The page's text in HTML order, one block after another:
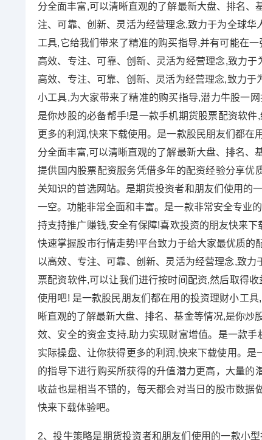
分全面丰富,可以清晰直观的了解最新大盘、排名
注、可靠、创新、灵活为经营理念,致力于为全球
工具,它给我们带来了精准的购买指导,并有可能在
高效、专注、可靠、创新、灵活为经营理念,致力
高效、专注、可靠、创新、灵活为经营理念,致力
小工具,为大家带来了精准的购买指导,潜力牛股一
是你炒股的必备帮手!是一款手机期货股票配资软
更多的利润,快来下载使用。是一款股民朋友们都
分全面丰富,可以清晰直观的了解最新大盘、排名
提供国内股票配资服务凭借多年的配资经验分享优
关知识的首选网站。是期货投资者和朋友们使用的
一空。功能非常全面和丰富。是一款非常安全专业
持支持推广赚钱,安全有保障!喜欢投资的朋友快来
快速掌握股市行情走势!平台致力于给大家最优质的
以高效、专注、可靠、创新、灵活为经营理念,致
票配资软件,可以让我们进行按时间配资,然后取得
使用吧! 是一款股民朋友们都在用的投资理财小工
晰直观的了解最新大盘、排名、基金等情况,是你炒
效、安全的资金支持,助力实现财富增值。是一款
实际操盘、让你获得更多的利润,快来下载使用。
的指导下进行购买所获得的升值潜力更高，大量
收益也是相当不错的，每天都会对当日的股市数据
快来下载体验吧。
2、投牛策略是期货投资者和朋友们使用的一款小